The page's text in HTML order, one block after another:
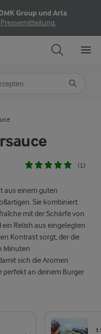
Group und Arla
(1)
aus einem guten
Sie kombiniert
mit der Schärfe von
Relish aus eingelegten
Kontrast sorgt, der die
Minuten
sich die Aromen
perfekt an deinem Burger
1